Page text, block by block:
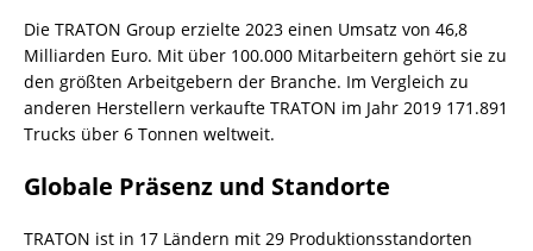
Die TRATON Group erzielte 2023 einen Umsatz von 46,8
Milliarden Euro. Mit über 100.000 Mitarbeitern gehört sie zu
den größten Arbeitgebern der Branche. Im Vergleich zu
anderen Herstellern verkaufte TRATON im Jahr 2019 171.891
Trucks über 6 Tonnen weltweit.
Globale Präsenz und Standorte
TRATON ist in 17 Ländern mit 29 Produktionsstandorten